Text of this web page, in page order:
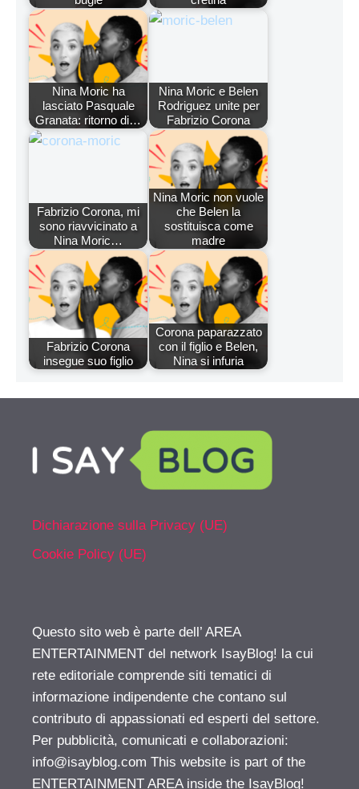
Nina Moric ha
lasciato Pasquale
Granata: ritorno di…
Nina Moric e Belen
Rodriguez unite per
Fabrizio Corona
Fabrizio Corona, mi
sono riavvicinato a
Nina Moric…
Nina Moric non vuole
che Belen la
sostituisca come
madre
Fabrizio Corona
insegue suo figlio
Corona paparazzato
con il figlio e Belen,
Nina si infuria
Dichiarazione sulla Privacy (UE)
Cookie Policy (UE)
Questo sito web è parte dell’ AREA
ENTERTAINMENT del network IsayBlog! la cui
rete editoriale comprende siti tematici di
informazione indipendente che contano sul
contributo di appassionati ed esperti del settore.
Per pubblicità, comunicati e collaborazioni:
info@isayblog.com This website is part of the
ENTERTAINMENT AREA inside the IsayBlog!